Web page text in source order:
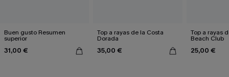
Buen gusto Resumen
superior
31,00 €
Top a rayas de la Costa
Dorada
35,00 €
Top a rayas
Beach Club
25,00 €